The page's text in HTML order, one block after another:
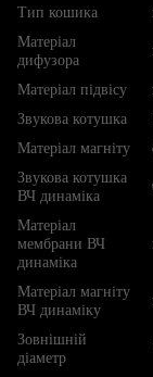
Тип кошика
Матеріал
дифузора
Матеріал підвісу
Звукова котушка
Матеріал магніту
Звукова котушка
ВЧ динаміка
Матеріал
мембрани ВЧ
динаміка
Матеріал магніту
ВЧ динаміку
Зовнішній
діаметр